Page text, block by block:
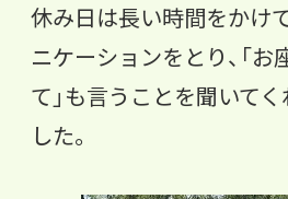
休み日は長い時間をかけ
ニケーションをとり、「お
て」も言うことを聞いて
した。